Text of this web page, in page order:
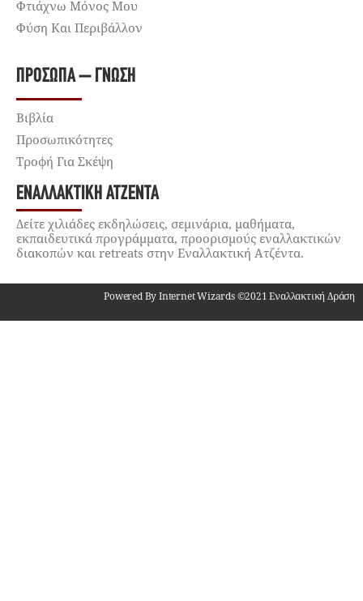
Φτιάχνω Μόνος Μου
Φύση Και Περιβάλλον
ΠΡΌΣΩΠΑ – ΓΝΏΣΗ
Βιβλία
Προσωπικότητες
Τροφή Για Σκέψη
ΕΝΑΛΛΑΚΤΙΚΉ ΑΤΖΈΝΤΑ
Δείτε χιλιάδες εκδηλώσεις, σεμινάρια, μαθήματα,
εκπαιδευτικά προγράμματα, προορισμούς εναλλακτικών
διακοπών και retreats στην Εναλλακτική Ατζέντα.
Powered By Internet Wizards ©2021 Εναλλακτική Δράση